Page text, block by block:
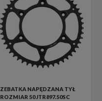
ZEBATKA NAPĘDZANA TYŁ
ROZMIAR 50 JTR897.50SC